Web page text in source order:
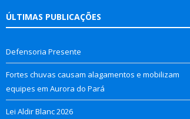
ÚLTIMAS PUBLICAÇÕES
Defensoria Presente
Fortes chuvas causam alagamentos e mobilizam
equipes em Aurora do Pará
Lei Aldir Blanc 2026